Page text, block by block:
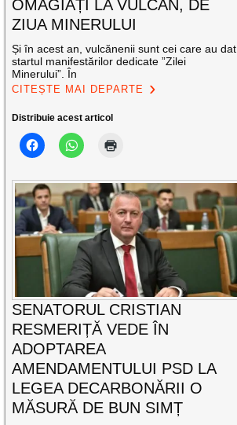
OMAGIAȚI LA VULCAN, DE
ZIUA MINERULUI
Și în acest an, vulcănenii sunt cei care au dat
startul manifestărilor dedicate ”Zilei
Minerului”. În
CITEȘTE MAI DEPARTE
Distribuie acest articol
SENATORUL CRISTIAN
RESMERIȚĂ VEDE ÎN
ADOPTAREA
AMENDAMENTULUI PSD LA
LEGEA DECARBONĂRII O
MĂSURĂ DE BUN SIMȚ